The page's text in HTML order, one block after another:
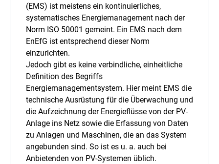
(EMS) ist meistens ein kontinuierliches,
systematisches Energiemanagement nach der
Norm ISO 50001 gemeint. Ein EMS nach dem
EnEfG ist entsprechend dieser Norm
einzurichten.
Jedoch gibt es keine verbindliche, einheitliche
Definition des Begriffs
Energiemanagementsystem. Hier meint EMS die
technische Ausrüstung für die Überwachung und
die Aufzeichnung der Energieflüsse von der PV-
Anlage ins Netz sowie die Erfassung von Daten
zu Anlagen und Maschinen, die an das System
angebunden sind. So ist es u. a. auch bei
Anbietenden von PV-Systemen üblich.